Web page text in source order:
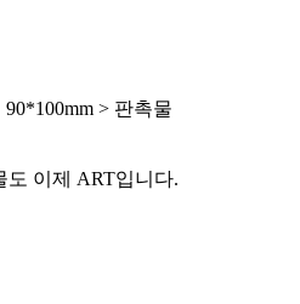
> 판촉물
도 이제 ART입니다.